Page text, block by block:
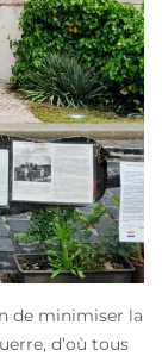
de minimiser la
d’où tous